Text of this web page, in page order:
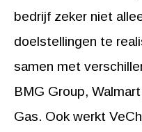
bedrijf zeker niet
doelstellingen te
samen met
BMG Group,
Gas. Ook werkt